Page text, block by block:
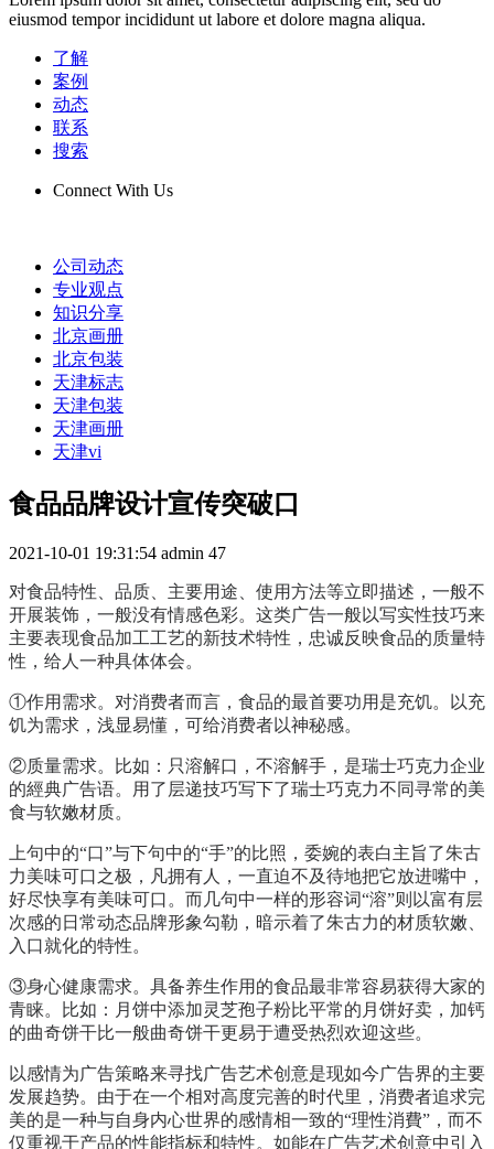
eiusmod tempor incididunt ut labore et dolore magna aliqua.
了解
案例
动态
联系
搜索
Connect With Us
公司动态
专业观点
知识分享
北京画册
北京包装
天津标志
天津包装
天津画册
天津vi
食品品牌设计宣传突破口
2021-10-01 19:31:54 admin 47
对食品特性、品质、主要用途、使用方法等立即描述，一般不
开展装饰，一般没有情感色彩。这类广告一般以写实性技巧来
主要表现食品加工工艺的新技术特性，忠诚反映食品的质量特
性，给人一种具体体会。
①作用需求。对消费者而言，食品的最首要功用是充饥。以充
饥为需求，浅显易懂，可给消费者以神秘感。
②质量需求。比如：只溶解口，不溶解手，是瑞士巧克力企业
的經典广告语。用了层递技巧写下了瑞士巧克力不同寻常的美
食与软嫩材质。
上句中的“口”与下句中的“手”的比照，委婉的表白主旨了朱古
力美味可口之极，凡拥有人，一直迫不及待地把它放进嘴中，
好尽快享有美味可口。而几句中一样的形容词“溶”则以富有层
次感的日常动态品牌形象勾勒，暗示着了朱古力的材质软嫩、
入口就化的特性。
③身心健康需求。具备养生作用的食品最非常容易获得大家的
青睐。比如：月饼中添加灵芝孢子粉比平常的月饼好卖，加钙
的曲奇饼干比一般曲奇饼干更易于遭受热烈欢迎这些。
以感情为广告策略来寻找广告艺术创意是现如今广告界的主要
发展趋势。由于在一个相对高度完善的时代里，消费者追求完
美的是一种与自身内心世界的感情相一致的“理性消費”，而不
仅重视于产品的性能指标和特性。如能在广告艺术创意中引入